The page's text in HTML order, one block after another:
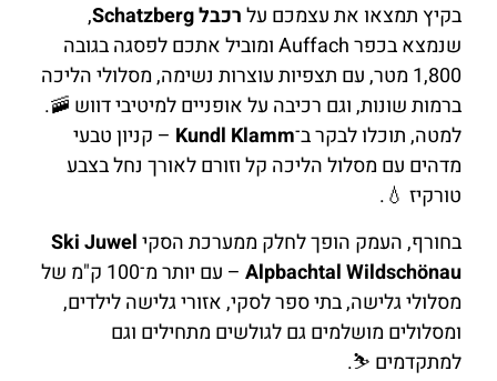
בקיץ תמצאו את עצמכם עלרכבל Schatzberg
,
שנמצא בכפר Auffach ומוביל אתכם לפסגה בגובה
1,800 מטר, עם תצפיות עוצרות נשימה, מסלולי הליכה
ברמות שונות, וגם רכיבה על אופניים למיטיבי דווש 🚠.
למטה, תוכלו לבקר ב־Kundl Klamm – קניון טבעי
מדהים עם מסלול הליכה קל וזורם לאורך נחל בצבע
טורקיז 💧.
בחורף, העמק הופך לחלק ממערכת הסקיSki Juwel
Alpbachtal Wildschönau
– עם יותר מ־100 ק"מ של
מסלולי גלישה, בתי ספר לסקי, אזורי גלישה לילדים,
ומסלולים מושלמים גם לגולשים מתחילים וגם
למתקדמים ⛷️.